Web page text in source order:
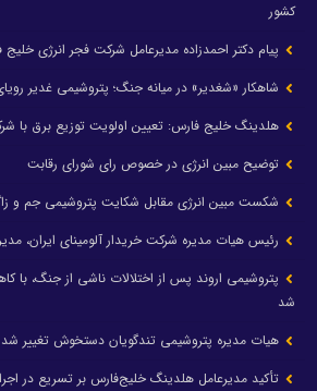
کشور
پیام دکتر احمدزاده مدیرعامل شرکت فجر انرژی
شاهکار «شغدیر» در میانه جنگ؛ پتروشیمی غدیر رویای
هلدینگ خلیج فارس: تعیین اولویت توزیع برق با
توضیح مبین انرژی در خصوص رای شورای رقابت
شکست مبین انرژی مقابل شکایت پتروشیمی جم و
رئیس هیات مدیره شرکت خریدار آلومینای ایران،
شد
هیات مدیره پتروشیمی تندگویان دستخوش تغییر شد
تأکید مدیرعامل هلدینگ خلیج‌فارس بر تسریع در